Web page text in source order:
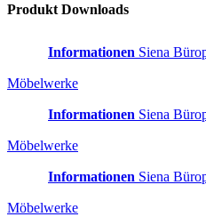
Produkt Downloads
Informationen Siena
Möbelwerke
Informationen Siena
Möbelwerke
Informationen Siena
Möbelwerke